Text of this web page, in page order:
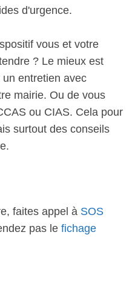
d'urgence.
vous et votre
? Le mieux est
entretien avec
mairie. Ou de vous
ou CIAS. Cela pour
surtout des conseils
faites appel à SOS
pas le fichage